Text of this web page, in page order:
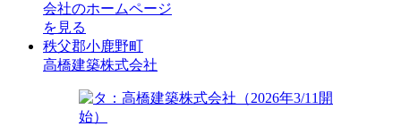
会社のホームページ
を見る
秩父郡小鹿野町
高橋建築株式会社